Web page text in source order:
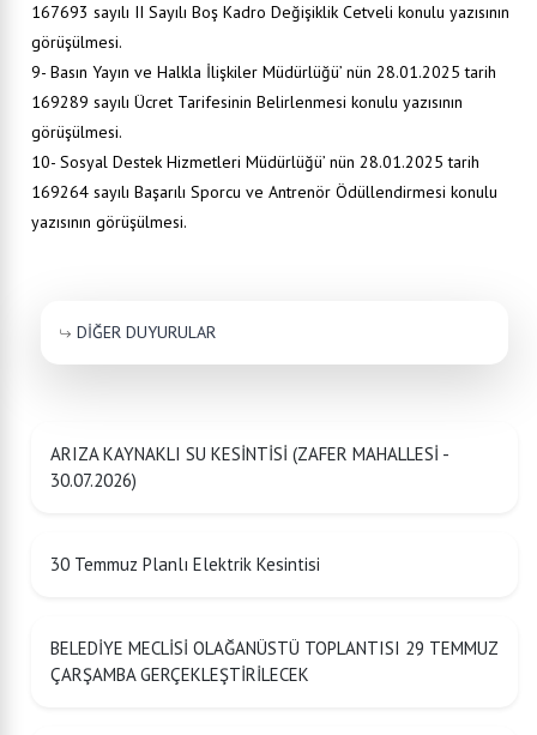
167693 sayılı II Sayılı Boş Kadro Değişiklik Cetveli konulu yazısının
görüşülmesi.
9- Basın Yayın ve Halkla İlişkiler Müdürlüğü’ nün 28.01.2025 tarih
169289 sayılı Ücret Tarifesinin Belirlenmesi konulu yazısının
görüşülmesi.
10- Sosyal Destek Hizmetleri Müdürlüğü’ nün 28.01.2025 tarih
169264 sayılı Başarılı Sporcu ve Antrenör Ödüllendirmesi konulu
yazısının görüşülmesi.
DİĞER DUYURULAR
ARIZA KAYNAKLI SU KESİNTİSİ (ZAFER MAHALLESİ -
30.07.2026)
30 Temmuz Planlı Elektrik Kesintisi
BELEDİYE MECLİSİ OLAĞANÜSTÜ TOPLANTISI 29 TEMMUZ
ÇARŞAMBA GERÇEKLEŞTİRİLECEK